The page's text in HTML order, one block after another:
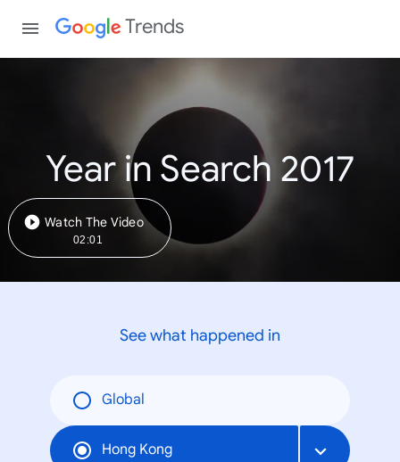
Trends
Year in Search 2017
Watch The Video
02:01
See what happened in
Global
Hong Kong